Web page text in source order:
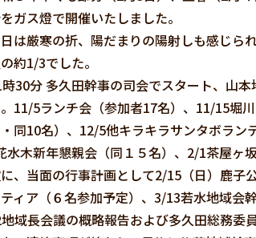
ガス燈で開催いたしました。
は厳寒の折、陽だまりの陽射しも感じら
約1/3でした。
30分 多久田幹事の司会でスタート、山
。11/5ランチ会（参加者17名）、11/15堀
同10名）、12/5他キラキラサンタボラン
水木新年懇親会（同１５名）、2/1茶屋ヶ
、当面の行事計画として2/15（日）鹿子
ィア（６名参加予定）、3/13若水地域会
域長会議の概略報告および多久田総務委